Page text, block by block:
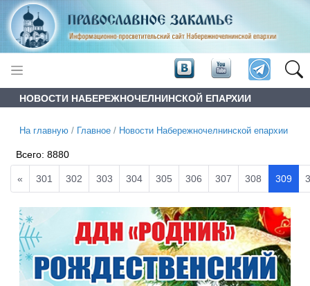
НОВОСТИ НАБЕРЕЖНОЧЕЛНИНСКОЙ ЕПАРХИИ
На главную / Главное / Новости Набережночелнинской епархии
Всего:8880
« 301 302 303 304 305 306 307 308 309